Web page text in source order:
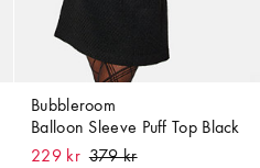
Bubbleroom
Balloon Sleeve Puff Top Black
229 kr